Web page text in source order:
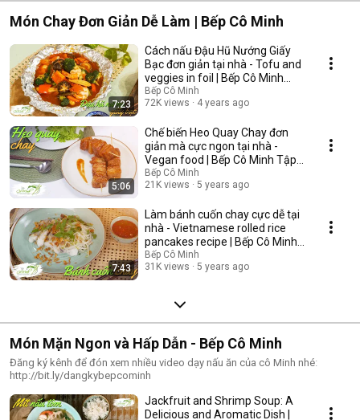
Món Chay Đơn Giản Dễ Làm | Bếp Cô Minh
7:23
Cách nấu Đậu Hũ Nướng Giấy
Bạc đơn giản tại nhà - Tofu and
veggies in foil | Bếp Cô Minh
Tập 251
Bếp Cô Minh
72K views
4 years ago
5:06
Chế biến Heo Quay Chay đơn
giản mà cực ngon tại nhà -
Vegan food | Bếp Cô Minh Tập
242
Bếp Cô Minh
21K views
5 years ago
7:43
Làm bánh cuốn chay cực dễ tại
nhà - Vietnamese rolled rice
pancakes recipe | Bếp Cô Minh
Tập 227
Bếp Cô Minh
31K views
5 years ago
Món Mặn Ngon và Hấp Dẫn - Bếp Cô Minh
Đăng ký kênh để đón xem nhiều video dạy nấu ăn của cô Minh nhéː
http://bit.ly/dangkybepcominh
Jackfruit and Shrimp Soup: A
Delicious and Aromatic Dish |